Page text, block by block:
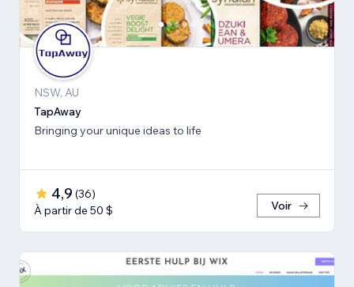
NSW, AU
TapAway
Bringing your unique ideas to life
4,9 (36)
À partir de 50 $
Voir